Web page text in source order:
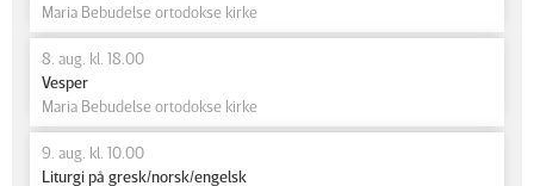
Maria Bebudelse ortodokse kirke
8. aug. kl. 18.00
Vesper
Maria Bebudelse ortodokse kirke
9. aug. kl. 10.00
Liturgi på gresk/norsk/engelsk